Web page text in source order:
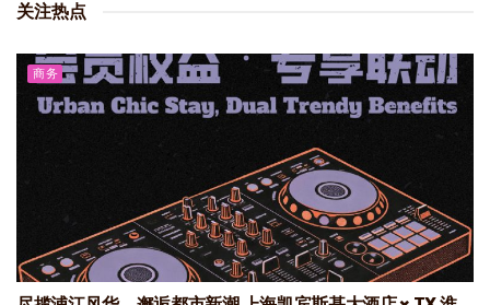
关注热点
商务